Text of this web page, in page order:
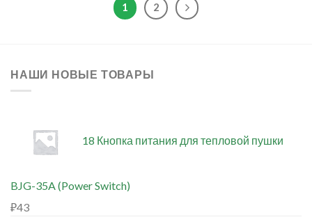
1 2
НАШИ НОВЫЕ ТОВАРЫ
18 Кнопка питания для тепловой пушки
BJG-35A (Power Switch)
₽43